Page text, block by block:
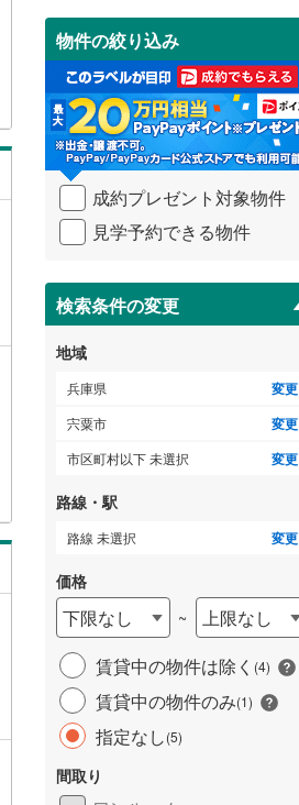
受
け
取
る
・
条
件
を
イ
ペ
ジ
に
保
存
す
る
物件の絞り込み
成約プレゼント対象物件
見学予約できる物件
検索条件の変更
地域
兵庫県 変更
宍粟市 変更
市区町村以下 未選択 変更
路線・駅
路線 未選択 変更
価格
下限なし ~
上限なし
賃貸中の物件は除く (4)
賃貸中の物件のみ(1)
指定なし(5)
間取り
神崎郡市川町(1)
揖保郡太子町(10)
美方郡香美町(0)
南道路（0）